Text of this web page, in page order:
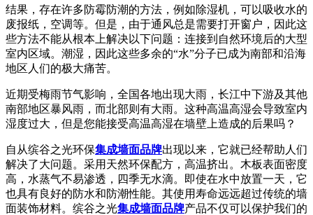
结果，存在许多防霉防潮的方法，例如除湿机，可以吸收水的
废报纸，空调等。但是，由于通风总是需要打开窗户，因此这
些方法不能从根本上解决以下问题：连接到自然环境后的大型
室内区域。潮湿，因此这些多余的“水”分子已成为南部和沿海
地区人们的极大痛苦。
近期受梅雨节气影响，全国各地出现大雨，长江中下游及其他
南部地区暴风雨，而北部则有大雨。这种高温高湿会导致室内
湿度过大，但是您能接受高温高湿在墙壁上造成的后果吗？
自从缤谷之光环保集成墙面品牌出现以来，它就已经帮助人们
解决了大问题。采用天然环保配方，高温挤出。木板表面密度
高，水蒸气不易渗透，四季无水滴。即使在水中放置一天，它
也具有良好的防水和防潮性能。其使用寿命远远超过传统的墙
面装饰材料。缤谷之光集成墙面品牌产品不仅可以保护我们的